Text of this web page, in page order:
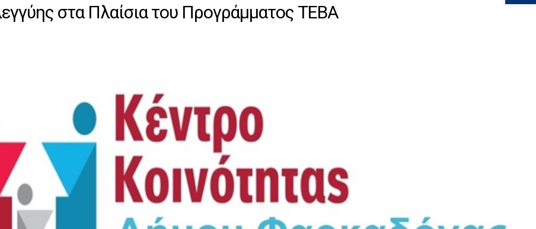
στα Πλαίσια του Προγράμματος ΤΕΒΑ